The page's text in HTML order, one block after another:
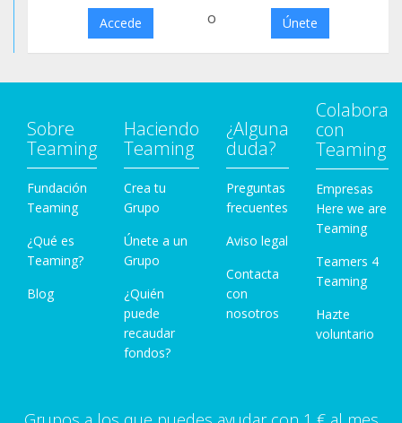
Accede o Únete
Sobre
Teaming
Fundación
Teaming
¿Qué es
Teaming?
Blog
Haciendo
Teaming
Crea tu
Grupo
Únete a un
Grupo
¿Quién
puede
recaudar
fondos?
¿Alguna
duda?
Preguntas
frecuentes
Aviso legal
Contacta
con
nosotros
Colabora
con
Teaming
Empresas
Here we are
Teaming
Teamers 4
Teaming
Hazte
voluntario